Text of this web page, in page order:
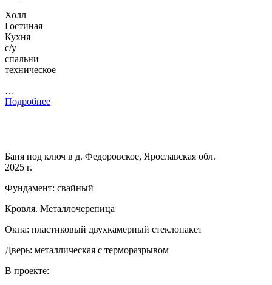
Холл
Гостиная
Кухня
с/у
спальни
техническое
…
Подробнее
Баня под ключ в д. Федоровское, Ярославская обл.
2025 г.
Фундамент: свайный
Кровля. Металлочерепица
Окна: пластиковый двухкамерный стеклопакет
Дверь: металлическая с терморазрывом
В проекте: